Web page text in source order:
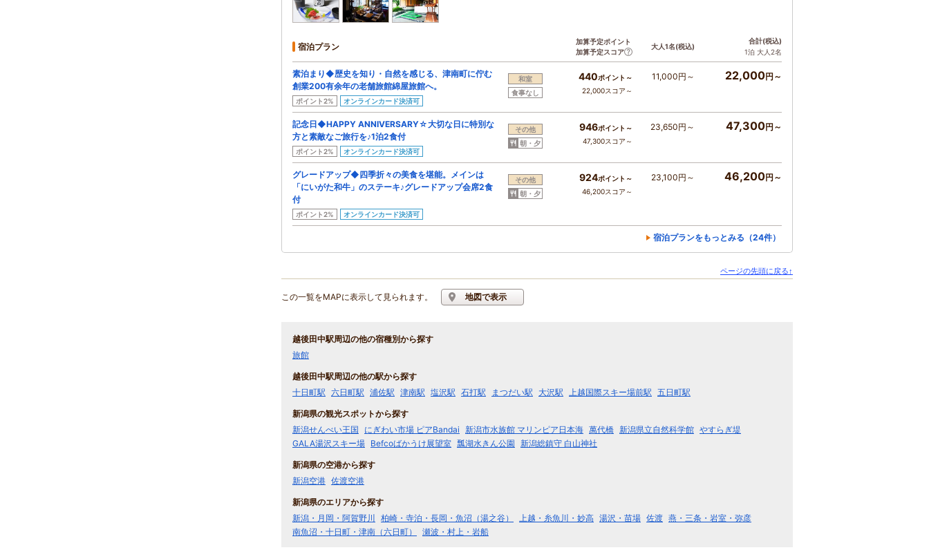
宿泊プラン
加算予定ポイント
加算予定スコア
大人1名(税込)
合計(税込)
1泊 大人2名
素泊まり◆歴史を知り・自然を感じる、津南町に佇む
創業200有余年の老舗旅館綿屋旅館へ。
ポイント2% オンラインカード決済可
和室
食事なし
440ポイント～
22,000スコア～
11,000円～ 22,000円～
記念日◆HAPPY ANNIVERSARY☆大切な日に特別な
方と素敵なご旅行を♪1泊2食付
ポイント2% オンラインカード決済可
その他
朝・夕
946ポイント～
47,300スコア～
23,650円～ 47,300円～
グレードアップ◆四季折々の美食を堪能。メインは
「にいがた和牛」のステーキ♪グレードアップ会席2食
付
ポイント2% オンラインカード決済可
その他
朝・夕
924ポイント～
46,200スコア～
23,100円～ 46,200円～
宿泊プランをもっとみる（24件）
ページの先頭に戻る↑
この一覧をMAPに表示して見られます。 地図で表示
越後田中駅周辺の他の宿種別から探す
旅館
越後田中駅周辺の他の駅から探す
十日町駅 六日町駅 浦佐駅 津南駅 塩沢駅 石打駅 まつだい駅 大沢駅 上越国際スキー場前駅 五日町駅
新潟県の観光スポットから探す
新潟せんべい王国
にぎわい市場 ピアBandai 新潟市水族館 マリンピア日本海 萬代橋 新潟県立自然科学館 やすらぎ堤
GALA湯沢スキー場 Befcoばかうけ展望室 瓢湖水きん公園 新潟総鎮守 白山神社
新潟県の空港から探す
新潟空港 佐渡空港
新潟県のエリアから探す
新潟・月岡・阿賀野川
柏崎・寺泊・長岡・魚沼（湯之谷） 上越・糸魚川・妙高 湯沢・苗場 佐渡 燕・三条・岩室・弥彦
南魚沼・十日町・津南（六日町）
瀬波・村上・岩船